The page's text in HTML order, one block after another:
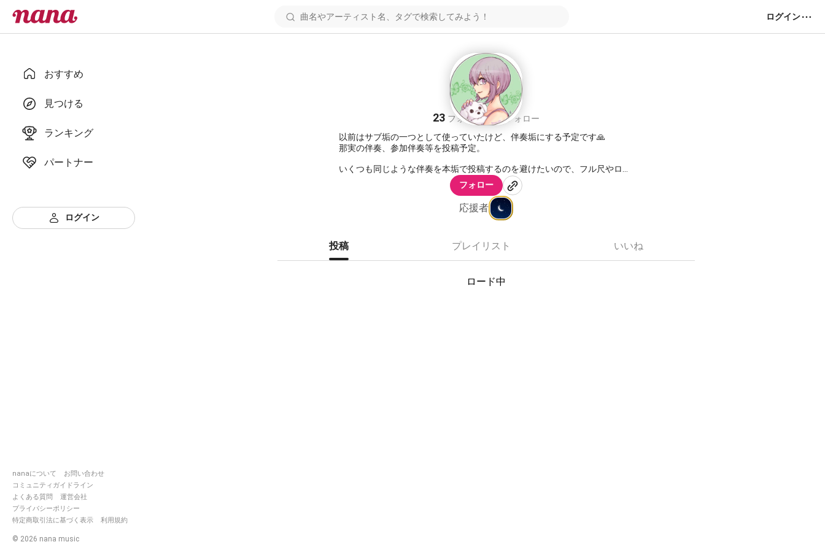
ログイン
おすすめ
見つける
ランキング
パートナー
ログイン
nanaについて
お問い合わせ
コミュニティガイドライン
よくある質問
運営会社
プライバシーポリシー
特定商取引法に基づく表示
利用規約
© 2026 nana music
Иami@伴奏垢
23 フォロワー22 フォロー
以前はサブ垢の一つとして使っていたけど、伴奏垢にする予定です🙏
那実の伴奏、参加伴奏等を投稿予定。
いくつも同じような伴奏を本垢で投稿するのを避けたいので、フル尺やロン
グ尺を本垢で、90秒サイズ(もしくはワンコーラス)の伴奏投稿はこちらにし
https://nana-music.com/users/5386687
フォロー
応援者
投稿 プレイリスト いいね
ロード中